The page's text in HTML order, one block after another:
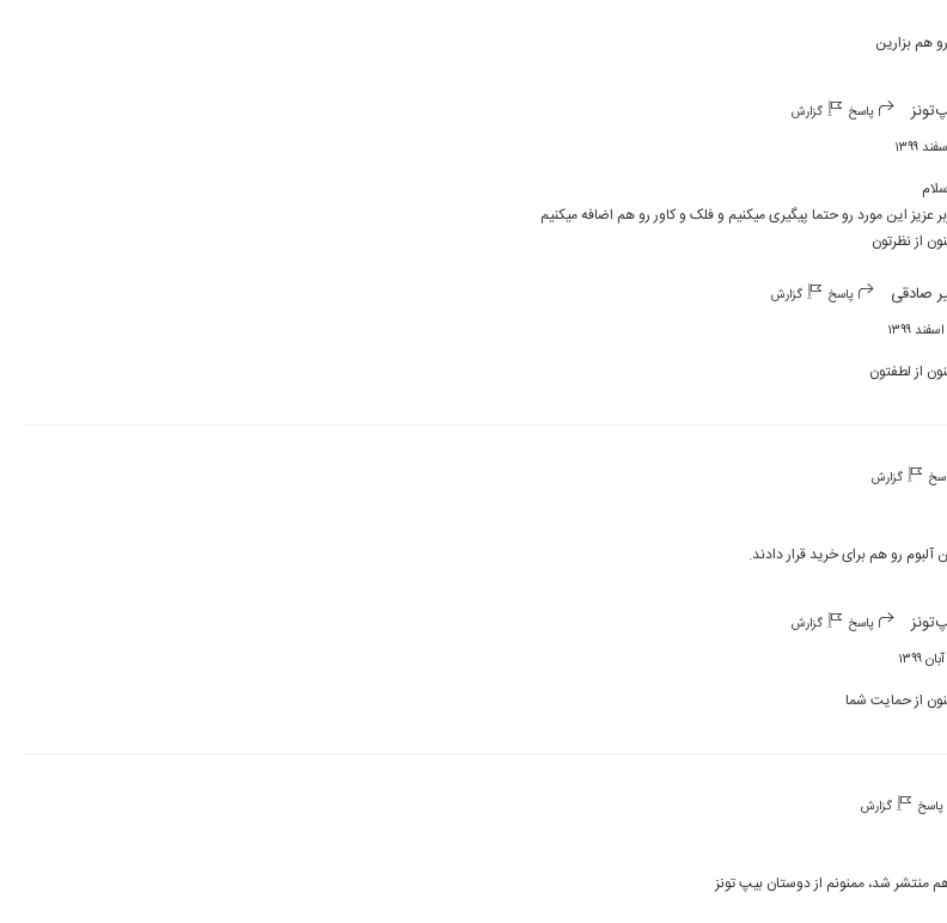
پاسخ گزارش
از نظرتون
صادقی پاسخ گزارش
از لطفتون
گزارش
آلبوم رو هم برای خرید قرار دادند.
پاسخ گزارش
از حمایت شما
پاسخ گزارش
منتشر شد، ممنونم از دوستان بیپ تونز